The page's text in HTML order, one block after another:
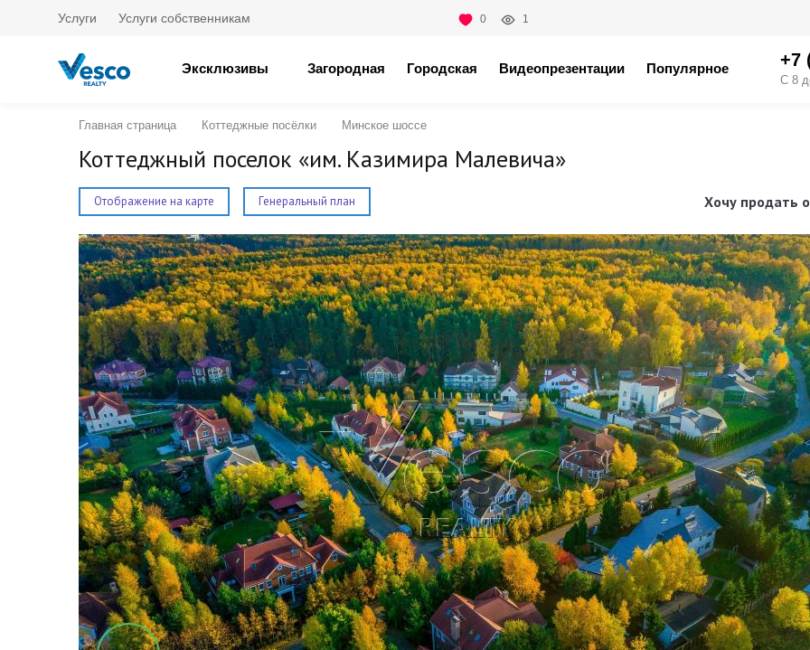
Услуги Услуги собственникам 0 1
Эксклюзивы Загородная Городская Видеопрезентации Популярное +7
С 8
Главная страница Коттеджные посёлки Минское шоссе
Коттеджный поселок «им. Казимира Малевича»
Отображение на карте Генеральный план Хочу продать